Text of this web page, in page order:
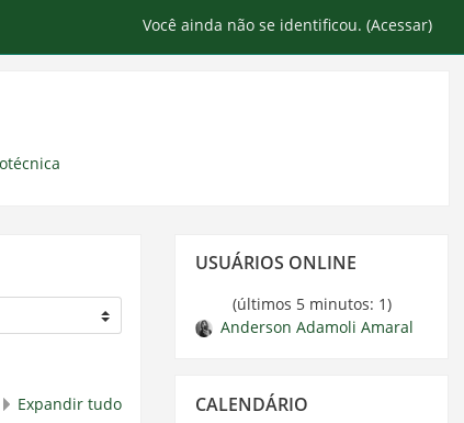
Você ainda não se identificou. (Acessar)
Expandir tudo
Usuários
USUÁRIOS ONLINE
(últimos 5 minutos: 1)
Anderson Adamoli Amaral
Calendário
CALENDÁRIO